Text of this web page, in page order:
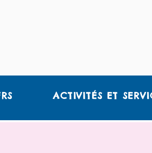
ACTIVITÉS ET